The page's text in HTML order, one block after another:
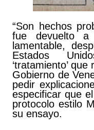
“Son hechos
fue devuelto
lamentable,
Estados
‘tratamiento’
Gobierno de
pedir
especificar que
protocolo estilo
su ensayo.